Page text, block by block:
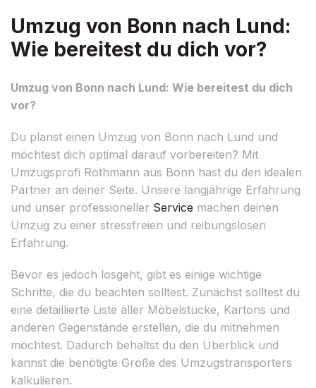
Umzug von Bonn nach Lund:
Wie bereitest du dich vor?
Umzug von Bonn nach Lund: Wie bereitest du dich
vor?
Du planst einen Umzug von Bonn nach Lund und
möchtest dich optimal darauf vorbereiten? Mit
Umzugsprofi Rothmann aus Bonn hast du den idealen
Partner an deiner Seite. Unsere langjährige Erfahrung
und unser professioneller Service machen deinen
Umzug zu einer stressfreien und reibungslosen
Erfahrung.
Bevor es jedoch losgeht, gibt es einige wichtige
Schritte, die du beachten solltest. Zunächst solltest du
eine detaillierte Liste aller Möbelstücke, Kartons und
anderen Gegenstände erstellen, die du mitnehmen
möchtest. Dadurch behältst du den Überblick und
kannst die benötigte Größe des Umzugstransporters
kalkulieren.